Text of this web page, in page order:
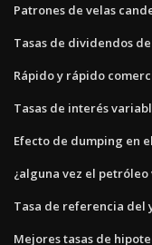
Patrones de velas
Tasas de dividendos
Rápido y rápido
Tasas de interés
Efecto de dumping en
¿alguna vez el petróleo
Tasa de referencia del
Mejores tasas de